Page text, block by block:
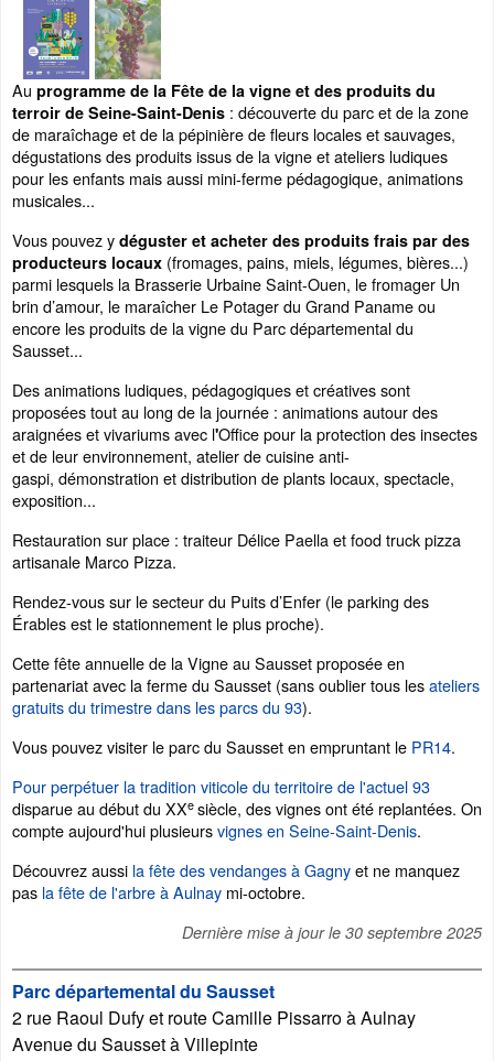
Au programme de la Fête de la vigne et des produits du
terroir de Seine-Saint-Denis : découverte du parc et de la zone
de maraîchage et de la pépinière de fleurs locales et sauvages,
dégustations des produits issus de la vigne et ateliers ludiques
pour les enfants mais aussi mini-ferme pédagogique, animations
musicales...
Vous pouvez y déguster et acheter des produits frais par des
producteurs locaux (fromages, pains, miels, légumes, bières...)
parmi lesquels la Brasserie Urbaine Saint-Ouen, le fromager Un
brin d’amour, le maraîcher Le Potager du Grand Paname ou
encore les produits de la vigne du Parc départemental du
Sausset...
Des animations ludiques, pédagogiques et créatives sont
proposées tout au long de la journée : animations autour des
araignées et vivariums avec l'Office pour la protection des insectes
et de leur environnement, atelier de cuisine anti-
gaspi, démonstration et distribution de plants locaux, spectacle,
exposition...
Restauration sur place : traiteur Délice Paella et food truck pizza
artisanale Marco Pizza.
Rendez-vous sur le secteur du Puits d’Enfer (le parking des
Érables est le stationnement le plus proche).
Cette fête annuelle de la Vigne au Sausset proposée en
partenariat avec la ferme du Sausset (sans oublier tous lesateliers
gratuits du trimestre dans les parcs du 93).
Vous pouvez visiter le parc du Sausset en empruntant le PR14.
Pour perpétuer latradition viticole du territoire de l'actuel 93
disparue au début du XXe siècle, des vignes ont été replantées. On
compte aujourd'hui plusieursvignes en Seine-Saint-Denis.
Découvrez aussi la fête des vendanges à Gagnyet ne manquez
pas la fête de l'arbre à Aulnay mi-octobre.
Dernière mise à jour le 30 septembre 2025
Parc départemental du Sausset
2 rue Raoul Dufy et route Camille Pissarro à Aulnay
Avenue du Sausset à Villepinte